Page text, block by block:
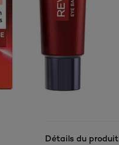
Détails du produit